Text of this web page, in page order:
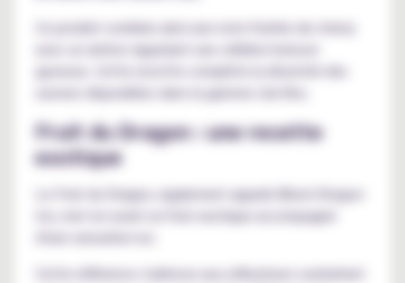
Ce produit combine ainsi une note fruitée de cherry
avec un arôme rappelant une célèbre boisson
gazeuse. Cette recette complète la diversité des
saveurs disponibles dans la gamme Lila Kiss.
Fruit du Dragon : une recette
exotique
Le Fruit du Dragon, également appelé
Black Dragon
, met en avant un fruit exotique accompagné
Cette référence s'adresse aux utilisateurs souhaitant